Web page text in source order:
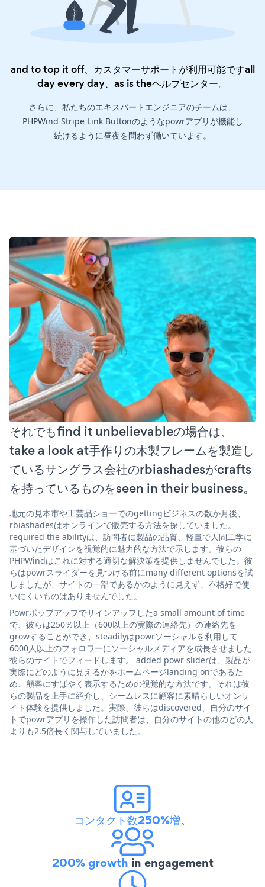
and to top it off、カスタマーサポートが利用可能ですall
day every day、as is theヘルプセンター。
さらに、私たちのエキスパートエンジニアのチームは、
PHPWind Stripe Link Buttonのようなpowrアプリが機能し
続けるように昼夜を問わず働いています。
それでもfind it unbelievableの場合は、
take a look at手作りの木製フレームを製造し
ているサングラス会社のrbiashadesがcrafts
を持っているものをseen in their business。
地元の見本市や工芸品ショーでのgettingビジネスの数か月後、
rbiashadesはオンラインで販売する方法を探していました。
required the abilityは、訪問者に製品の品質、軽量で人間工学に
基づいたデザインを視覚的に魅力的な方法で示します。彼らの
PHPWindはこれに対する適切な解決策を提供しませんでした。彼
らはpowrスライダーを見つける前にmany different optionsを試
しましたが、サイトの一部であるかのように見えず、不格好で使
いにくいものはありませんでした。
Powrポップアップでサインアップしたa small amount of time
で、彼らは250％以上（600以上の実際の連絡先）の連絡先を
growすることができ、steadilyはpowrソーシャルを利用して
6000人以上のフォロワーにソーシャルメディアを成長させました
彼らのサイトでフィードします。 added powr sliderは、製品が
実際にどのように見えるかをホームページlanding onであるた
め、顧客にすばやく表示するための視覚的な方法です。それは彼
らの製品を上手に紹介し、シームレスに顧客に素晴らしいオンサ
イト体験を提供しました。実際、彼らはdiscovered、自分のサイ
トでpowrアプリを操作した訪問者は、自分のサイトの他のどの人
よりも2.5倍長く関与していました。
コンタクト数250%増。
200% growth in engagement